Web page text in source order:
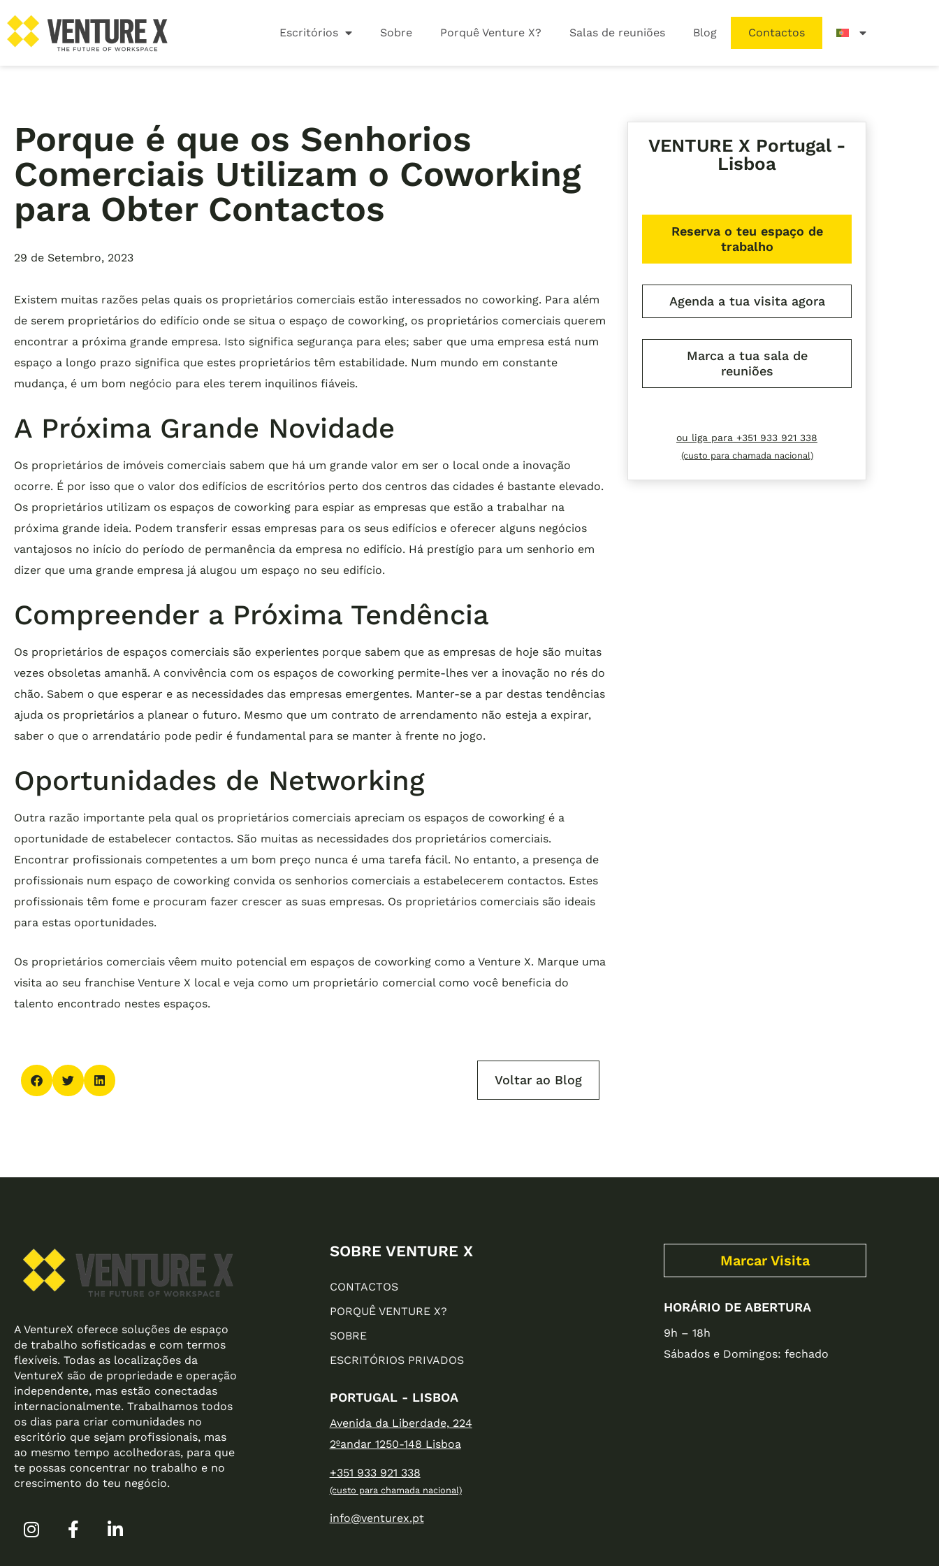
Escritórios Sobre Porquê Venture X? Salas de reuniões Blog Contactos
Porque é que os Senhorios
Comerciais Utilizam o Coworking
para Obter Contactos
29 de Setembro, 2023
Existem muitas razões pelas quais os proprietários comerciais estão interessados no coworking. Para além
de serem proprietários do edifício onde se situa o espaço de coworking, os proprietários comerciais querem
encontrar a próxima grande empresa. Isto significa segurança para eles; saber que uma empresa está num
espaço a longo prazo significa que estes proprietários têm estabilidade. Num mundo em constante
mudança, é um bom negócio para eles terem inquilinos fiáveis.
A Próxima Grande Novidade
Os proprietários de imóveis comerciais sabem que há um grande valor em ser o local onde a inovação
ocorre. É por isso que o valor dos edifícios de escritórios perto dos centros das cidades é bastante elevado.
Os proprietários utilizam os espaços de coworking para espiar as empresas que estão a trabalhar na
próxima grande ideia. Podem transferir essas empresas para os seus edifícios e oferecer alguns negócios
vantajosos no início do período de permanência da empresa no edifício. Há prestígio para um senhorio em
dizer que uma grande empresa já alugou um espaço no seu edifício.
Compreender a Próxima Tendência
Os proprietários de espaços comerciais são experientes porque sabem que as empresas de hoje são muitas
vezes obsoletas amanhã. A convivência com os espaços de coworking permite-lhes ver a inovação no rés do
chão. Sabem o que esperar e as necessidades das empresas emergentes. Manter-se a par destas tendências
ajuda os proprietários a planear o futuro. Mesmo que um contrato de arrendamento não esteja a expirar,
saber o que o arrendatário pode pedir é fundamental para se manter à frente no jogo.
Oportunidades de Networking
Outra razão importante pela qual os proprietários comerciais apreciam os espaços de coworking é a
oportunidade de estabelecer contactos. São muitas as necessidades dos proprietários comerciais.
Encontrar profissionais competentes a um bom preço nunca é uma tarefa fácil. No entanto, a presença de
profissionais num espaço de coworking convida os senhorios comerciais a estabelecerem contactos. Estes
profissionais têm fome e procuram fazer crescer as suas empresas. Os proprietários comerciais são ideais
para estas oportunidades.
Os proprietários comerciais vêem muito potencial em espaços de coworking como a Venture X. Marque uma
visita ao seu franchise Venture X local e veja como um proprietário comercial como você beneficia do
talento encontrado nestes espaços.
Voltar ao Blog
VENTURE X Portugal -
Lisboa
Reserva o teu espaço de
trabalho
Agenda a tua visita agora
Marca a tua sala de
reuniões
ou liga para +351 933 921 338
(custo para chamada nacional)
A VentureX oferece soluções de espaço
de trabalho sofisticadas e com termos
flexíveis. Todas as localizações da
VentureX são de propriedade e operação
independente, mas estão conectadas
internacionalmente. Trabalhamos todos
os dias para criar comunidades no
escritório que sejam profissionais, mas
ao mesmo tempo acolhedoras, para que
te possas concentrar no trabalho e no
crescimento do teu negócio.
SOBRE VENTURE X
CONTACTOS
PORQUÊ VENTURE X?
SOBRE
ESCRITÓRIOS PRIVADOS
PORTUGAL - LISBOA
Avenida da Liberdade, 224
2ºandar 1250-148 Lisboa
+351 933 921 338
(custo para chamada nacional)
info@venturex.pt
Marcar Visita
HORÁRIO DE ABERTURA
9h – 18h
Sábados e Domingos: fechado